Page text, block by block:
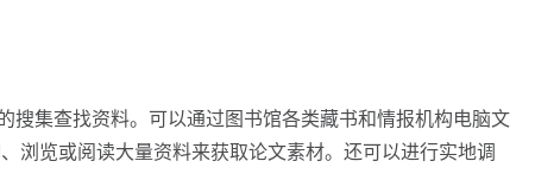
集查找资料。可以通过图书馆各类藏书和情报机构电脑文
浏览或阅读大量资料来获取论文素材。还可以进行实地调